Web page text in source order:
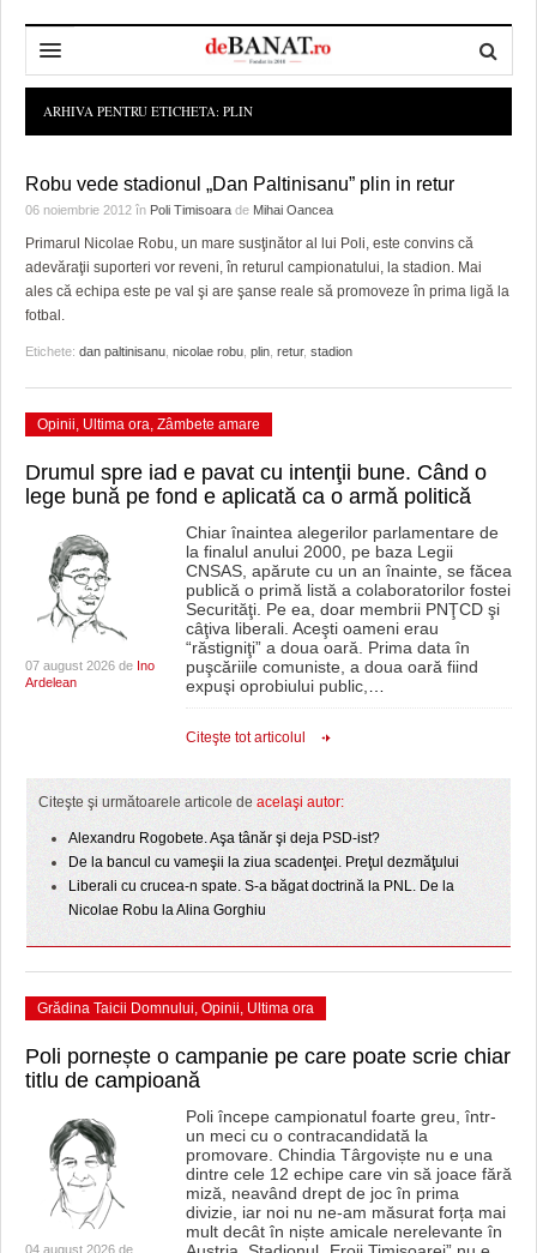
REDACȚIA DEBANAT
POLITICA DE COOKIES
POLITICA DE CONFIDENȚIALITATE
PRIMĂRIA TIMIŞOARA
CONSILIUL JUDEŢEAN TIMIŞ
PREFECTURA TIMIŞ
POLITICA
SPORT
POLI TIMISOARA
FOTBAL JUDETEAN
ALTE SPORTURI
OPINII
DOSARELE DEBANAT
ETICA LUCIDITĂȚII ASISTATE
ZÂMBETE AMARE
GRĂDINA TAICII DOMNULUI
ZIARISTU’ DE TERASĂ
CU OIŞTEA-N KIERKEGAARD
FINANŢĂRI DE LA A LA Z
TIMP LIBER ȘI CULTURĂ
TIMP LIBER
CULTURA
CRONICĂ DE FILM
UNDE MERGEM
FILME DOCUMENTARE
CLIPURI VIDEO
JOCURI ONLINE
ECONOMIC
MAI MULTE
ACCIDENTE
ANUNŢURI
INFO SI UTILE
FILME DOCUMENTARE
CLIPURI VIDEO
HARTA TIMIŞOAREI
LICEE, ŞCOLI ŞI GRĂDINIŢE DIN TIMIŞ
PRIMĂRIILE DIN TIMIŞ
SFATUL MEDICULUI
ARHIVA PENTRU ETICHETA: PLIN
Robu vede stadionul „Dan Paltinisanu” plin in retur
06 noiembrie 2012 în Poli Timisoara de Mihai Oancea
Primarul Nicolae Robu, un mare susţinător al lui Poli, este convins că
adevăraţii suporteri vor reveni, în returul campionatului, la stadion. Mai
ales că echipa este pe val şi are şanse reale să promoveze în prima ligă la
fotbal.
Etichete: dan paltinisanu nicolae robu plin retur, stadion
Opinii, Ultima ora, Zâmbete amare
Drumul spre iad e pavat cu intenţii bune. Când o
lege bună pe fond e aplicată ca o armă politică
07 august 2026 de Ino
Ardelean
Chiar înaintea alegerilor parlamentare de
la finalul anului 2000, pe baza Legii
CNSAS, apărute cu un an înainte, se făcea
publică o primă listă a colaboratorilor fostei
Securităţi. Pe ea, doar membrii PNŢCD şi
câţiva liberali. Aceşti oameni erau
“răstigniţi” a doua oară. Prima data în
puşcăriile comuniste, a doua oară fiind
expuşi oprobiului public,
Citeşte tot articolul
Citeşte şi următoarele articole de acelaşi autor:
Alexandru Rogobete. Aşa tânăr şi deja PSD-ist?
De la bancul cu vameşii la ziua scadenţei. Preţul dezmăţului
Liberali cu crucea-n spate. S-a băgat doctrină la PNL. De la
Nicolae Robu la Alina Gorghiu
Grădina Taicii Domnului, Opinii, Ultima ora
Poli pornește o campanie pe care poate scrie chiar
titlu de campioană
04 august 2026 de
Poli începe campionatul foarte greu, într-
un meci cu o contracandidată la
promovare. Chindia Târgoviște nu e una
dintre cele 12 echipe care vin să joace fără
miză, neavând drept de joc în prima
divizie, iar noi nu ne-am măsurat forța mai
mult decât în niște amicale nerelevante în